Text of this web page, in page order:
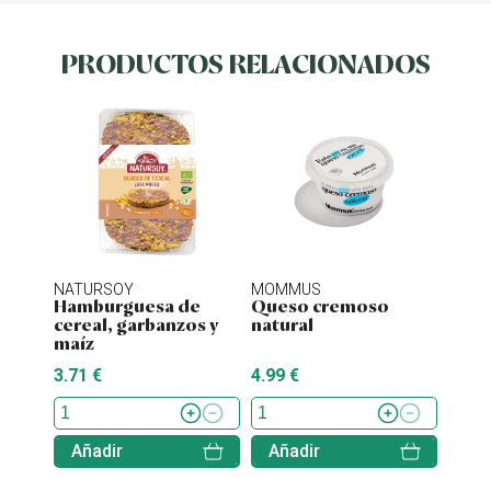
PRODUCTOS RELACIONADOS
NATURSOY
Hamburguesa de
cereal, garbanzos y
maíz
3.71 €
Añadir
MOMMUS
Queso cremoso
natural
4.99 €
Añadir